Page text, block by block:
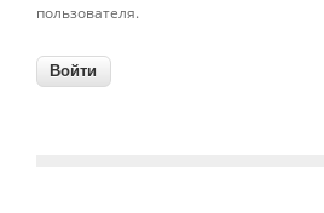
пользователя.